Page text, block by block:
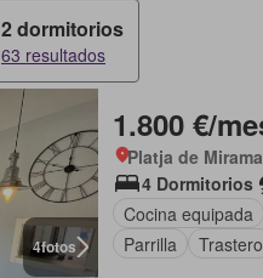
2 dormitorios
63 resultados
4fotos
1.800 €/
Platja de
4 Dormitorios
Cocina equipada
Parrilla
Trastero